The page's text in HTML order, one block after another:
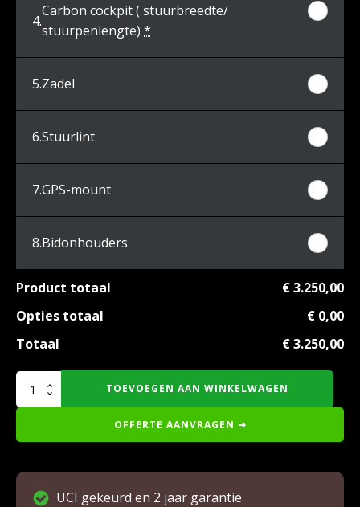
4.
Carbon cockpit ( stuurbreedte/
stuurpenlengte) *
5.Zadel
6.Stuurlint
7.GPS-mount
8.Bidonhouders
Product totaal
€ 3.250,00
Opties totaal
€ 0,00
Totaal
€ 3.250,00
Novel
Aero
aantal
TOEVOEGEN AAN WINKELWAGEN
OFFERTE AANVRAGEN ➜
UCI gekeurd en 2 jaar garantie